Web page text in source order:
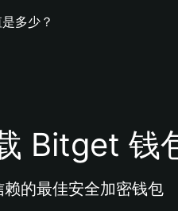
多少？
Bitget 钱
的最佳安全加密钱包